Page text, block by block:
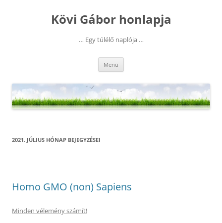
Kövi Gábor honlapja
… Egy túlélő naplója …
Menü
2021. JÚLIUS HÓNAP BEJEGYZÉSEI
Homo GMO (non) Sapiens
Minden vélemény számít!